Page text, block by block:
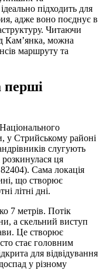
підходить для
адже воно поєднує в
Читаючи
Кам’янка, можна
маршруту та
перші
у Стрийському районі
слугують
ця
Сама локація
що створює
літні дні.
7 метрів. Потік
а скельний виступ
Це створює
стає головним
для відвідування
у різному